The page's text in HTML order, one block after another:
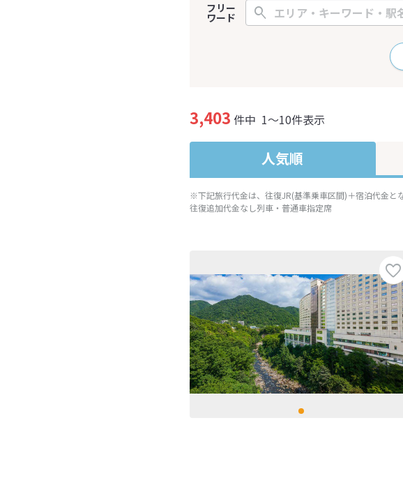
フリー
ワード
3,403 件中 1～10件表示
人気順
※下記旅行代金は、往復JR(基準乗車区間)＋宿泊代金とな
往復追加代金なし列車・普通車指定席